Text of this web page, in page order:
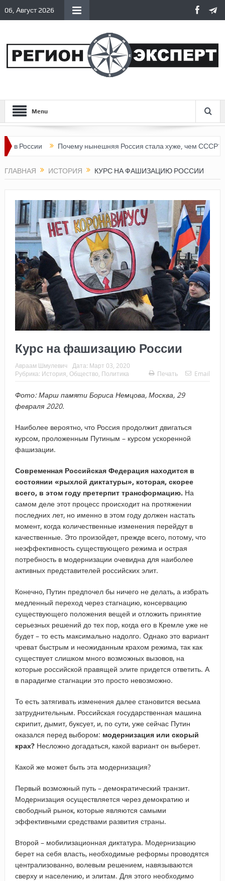
06, Август 2026
Menu
Почему нынешняя Россия стала хуже, чем СССР?
ГЛАВНАЯ ИСТОРИЯ КУРС НА ФАШИЗАЦИЮ РОССИИ
Курс на фашизацию России
Авраам Шмулевич Дата: Март 03, 2020
Рубрика: История Общество Политика Печать Email
Фото: Марш памяти Бориса Немцова, Москва, 29
февраля 2020.
Наиболее вероятно, что Россия продолжит двигаться
курсом, проложенным Путиным – курсом ускоренной
фашизации.
Современная Российская Федерация находится в
состоянии «рыхлой диктатуры», которая, скорее
всего, в этом году претерпит трансформацию. На
самом деле этот процесс происходит на протяжении
последних лет, но именно в этом году должен настать
момент, когда количественные изменения перейдут в
качественные. Это произойдет, прежде всего, потому, что
неэффективность существующего режима и острая
потребность в модернизации очевидна для наиболее
активных представителей российских элит.
Конечно, Путин предпочел бы ничего не делать, а избрать
медленный переход через стагнацию, консервацию
существующего положения вещей и отложить принятие
серьезных решений до тех пор, когда его в Кремле уже не
будет – то есть максимально надолго. Однако это вариант
чреват быстрым и неожиданным крахом режима, так как
существует слишком много возможных вызовов, на
которые российской правящей элите придется ответить. А
в парадигме стагнации это просто невозможно.
То есть затягивать изменения далее становится весьма
затруднительным. Российская государственная машина
скрипит, дымит, буксует, и, по сути, уже сейчас Путин
оказался перед выбором: модернизация или скорый
крах?Несложно догадаться, какой вариант он выберет.
Какой же может быть эта модернизация?
Первый возможный путь – демократический транзит.
Модернизация осуществляется через демократию и
свободный рынок, которые являются самыми
эффективными средствами развития страны.
Второй – мобилизационная диктатура. Модернизацию
берет на себя власть, необходимые реформы проводятся
централизованно, волевым решением, навязываются
сверху и населению, и элитам. Для этого необходимо